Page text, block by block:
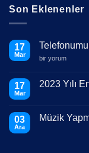
Son Eklenenler
17
Mar
Telefonumun
Ne
Yapmalıyım?
bir yorum
17
Mar
2023 Yılı
Yılı
03
Ara
Müzik